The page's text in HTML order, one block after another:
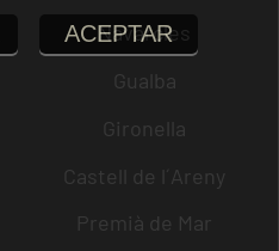
Navarcles
Gualba
Gironella
Castell de l´Areny
Premià de Mar
ACEPTAR